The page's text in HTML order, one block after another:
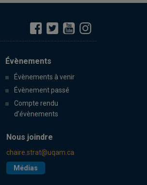
Évènements
Évènements à venir
Évènement passé
Compte rendu
d’évènements
Nous joindre
chaire.strat@uqam.ca
Médias